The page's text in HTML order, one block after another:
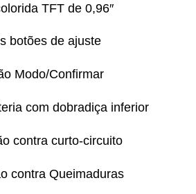
TFT de 0,96″
botões de ajuste
Modo/Confirmar
com dobradiça inferior
contra curto-circuito
contra Queimaduras